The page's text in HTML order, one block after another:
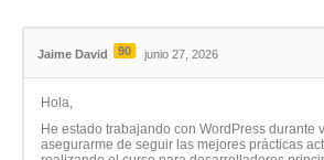
Jaime David 90 junio 27, 2026
Hola,
He estado trabajando con WordPress durante
asegurarme de seguir las mejores prácticas